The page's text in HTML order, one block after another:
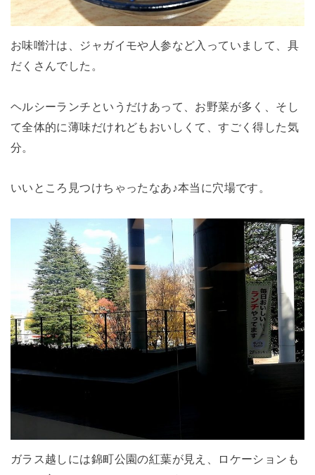
お味噌汁は、ジャガイモや人参など入っていまして、具
だくさんでした。
ヘルシーランチというだけあって、お野菜が多く、そし
て全体的に薄味だけれどもおいしくて、すごく得した気
分。
いいところ見つけちゃったなあ♪本当に穴場です。
ガラス越しには錦町公園の紅葉が見え、ロケーションも